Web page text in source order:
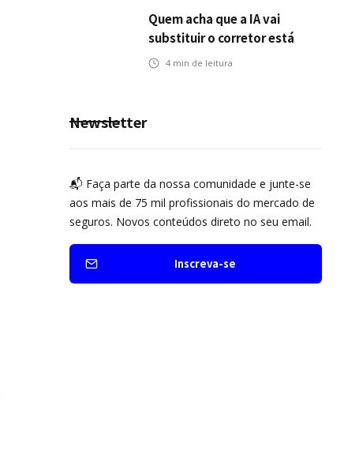
Quem acha que a IA vai
substituir o corretor está
olhando para o problema
4 min de leitura
Newsletter
📬 Faça parte da nossa comunidade e junte-se
aos mais de 75 mil profissionais do mercado de
seguros. Novos conteúdos direto no seu email.
Inscreva-se